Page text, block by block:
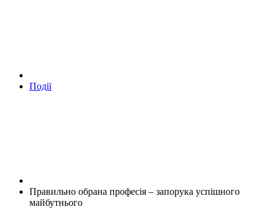
Події
Правильно обрана професія – запорука успішного
майбутнього